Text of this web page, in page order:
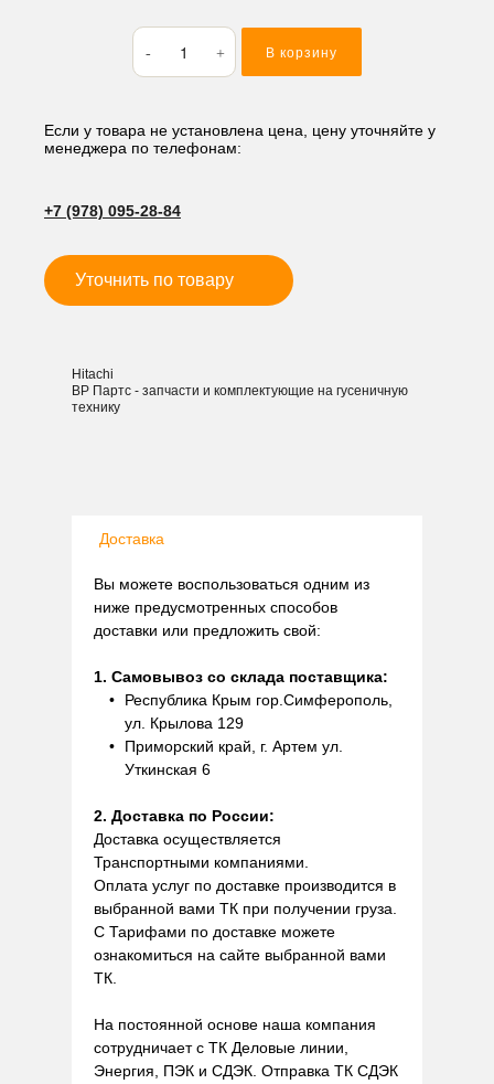
Количество
товара
Быстросъем
40*140*185,
мм
В корзину
Если у товара не установлена цена, цену уточняйте у
менеджера по телефонам:
+7 (978) 095-28-84
Уточнить по товару
Hitachi
ВР Партс - запчасти и комплектующие на гусеничную
технику
Доставка
Вы можете воспользоваться одним из
ниже предусмотренных способов
доставки или предложить свой:
1. Самовывоз со склада поставщика:
Республика Крым гор.Симферополь,
ул. Крылова 129
Приморский край, г. Артем ул.
Уткинская 6
2. Доставка по России:
Доставка осуществляется
Транспортными компаниями.
Оплата услуг по доставке производится в
выбранной вами ТК при получении груза.
С Тарифами по доставке можете
ознакомиться на сайте выбранной вами
ТК.
На постоянной основе наша компания
сотрудничает с ТК Деловые линии,
Энергия, ПЭК и СДЭК. Отправка ТК СДЭК